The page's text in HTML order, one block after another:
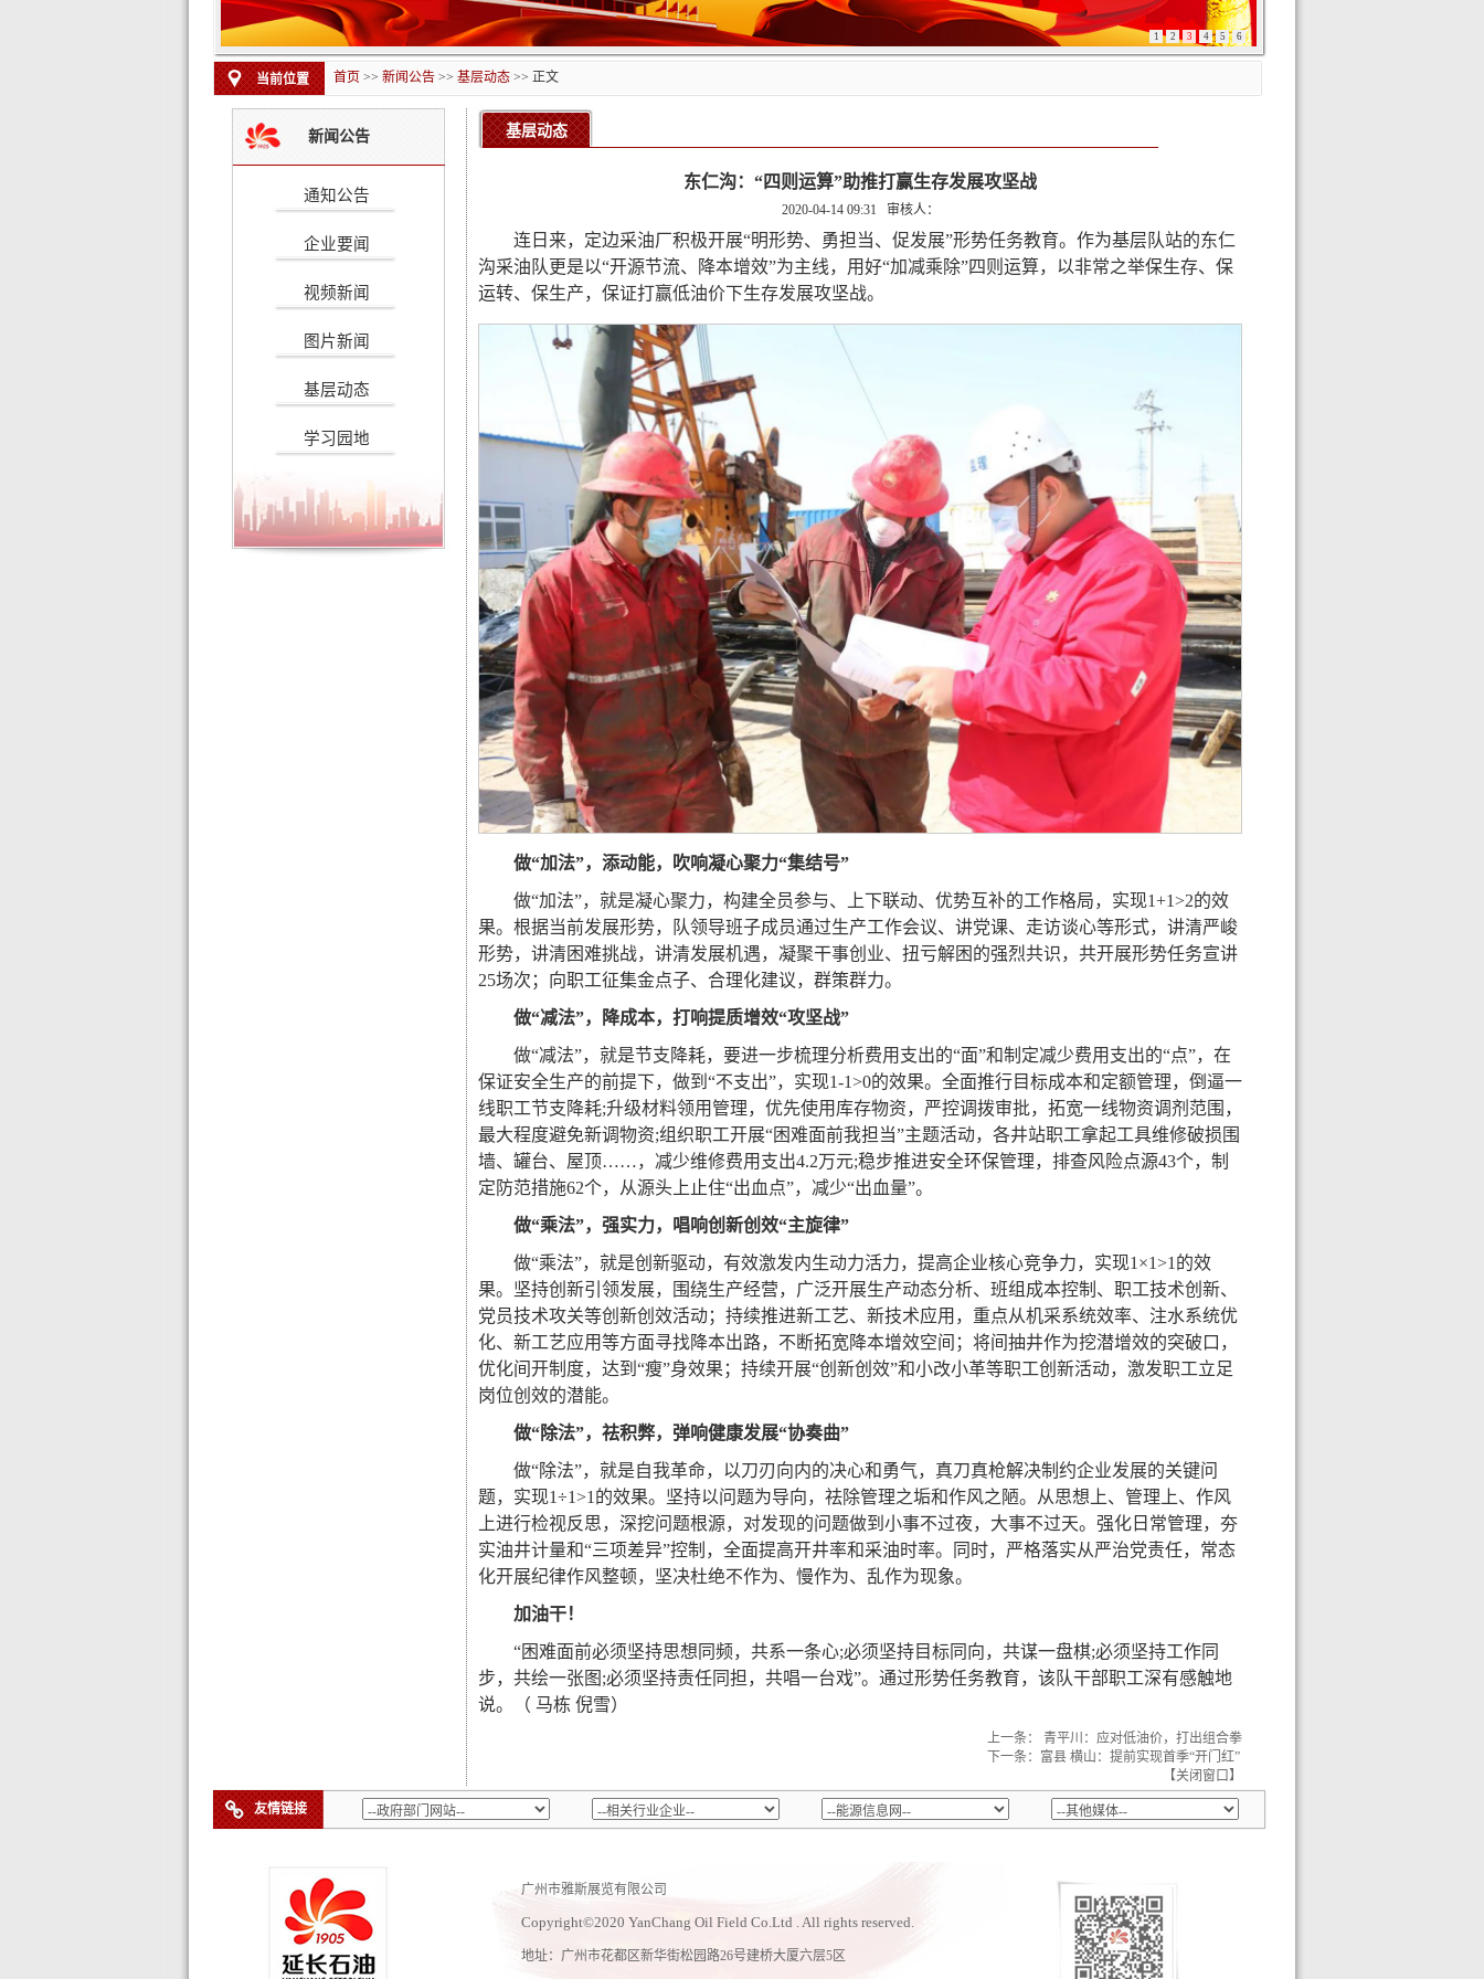
1 2 3 4 5 6
当前位置 首页 >> 新闻公告 >> 基层动态 >> 正文
新闻公告
通知公告
企业要闻
视频新闻
图片新闻
基层动态
学习园地
基层动态
东仁沟：“四则运算”助推打赢生存发展攻坚战
2020-04-14 09:31 审核人：
连日来，定边采油厂积极开展“明形势、勇担当、促发展”形势任务教育。作为基层队站的东仁
沟采油队更是以“开源节流、降本增效”为主线，用好“加减乘除”四则运算，以非常之举保生存、保
运转、保生产，保证打赢低油价下生存发展攻坚战。
做“加法”，添动能，吹响凝心聚力“集结号”
做“加法”，就是凝心聚力，构建全员参与、上下联动、优势互补的工作格局，实现1+1>2的效
果。根据当前发展形势，队领导班子成员通过生产工作会议、讲党课、走访谈心等形式，讲清严峻
形势，讲清困难挑战，讲清发展机遇，凝聚干事创业、扭亏解困的强烈共识，共开展形势任务宣讲
25场次；向职工征集金点子、合理化建议，群策群力。
做“减法”，降成本，打响提质增效“攻坚战”
做“减法”，就是节支降耗，要进一步梳理分析费用支出的“面”和制定减少费用支出的“点”，在
保证安全生产的前提下，做到“不支出”，实现1-1>0的效果。全面推行目标成本和定额管理，倒逼一
线职工节支降耗;升级材料领用管理，优先使用库存物资，严控调拨审批，拓宽一线物资调剂范围，
最大程度避免新调物资;组织职工开展“困难面前我担当”主题活动，各井站职工拿起工具维修破损围
墙、罐台、屋顶……，减少维修费用支出4.2万元;稳步推进安全环保管理，排查风险点源43个，制
定防范措施62个，从源头上止住“出血点”，减少“出血量”。
做“乘法”，强实力，唱响创新创效“主旋律”
做“乘法”，就是创新驱动，有效激发内生动力活力，提高企业核心竞争力，实现1×1>1的效
果。坚持创新引领发展，围绕生产经营，广泛开展生产动态分析、班组成本控制、职工技术创新、
党员技术攻关等创新创效活动；持续推进新工艺、新技术应用，重点从机采系统效率、注水系统优
化、新工艺应用等方面寻找降本出路，不断拓宽降本增效空间；将间抽井作为挖潜增效的突破口，
优化间开制度，达到“瘦”身效果；持续开展“创新创效”和小改小革等职工创新活动，激发职工立足
岗位创效的潜能。
做“除法”，祛积弊，弹响健康发展“协奏曲”
做“除法”，就是自我革命，以刀刃向内的决心和勇气，真刀真枪解决制约企业发展的关键问
题，实现1÷1>1的效果。坚持以问题为导向，祛除管理之垢和作风之陋。从思想上、管理上、作风
上进行检视反思，深挖问题根源，对发现的问题做到小事不过夜，大事不过天。强化日常管理，夯
实油井计量和“三项差异”控制，全面提高开井率和采油时率。同时，严格落实从严治党责任，常态
化开展纪律作风整顿，坚决杜绝不作为、慢作为、乱作为现象。
加油干！
“困难面前必须坚持思想同频，共系一条心;必须坚持目标同向，共谋一盘棋;必须坚持工作同
步，共绘一张图;必须坚持责任同担，共唱一台戏”。通过形势任务教育，该队干部职工深有感触地
说。（ 马栋 倪雪）
上一条： 青平川：应对低油价，打出组合拳
下一条：富县 横山：提前实现首季“开门红”
【关闭窗口 】
友情链接
广州市雅斯展览有限公司
Copyright©2020 YanChang Oil Field Co.Ltd . All rights reserved.
地址：广州市花都区新华街松园路26号建桥大厦六层5区